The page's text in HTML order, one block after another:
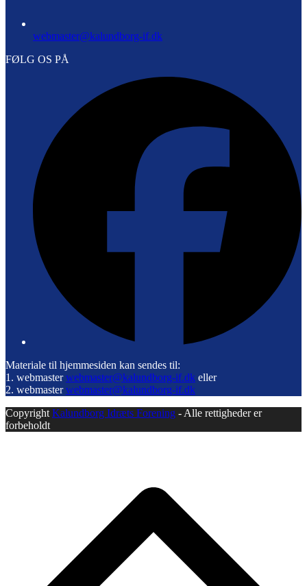
webmaster@kalundborg-if.dk
FØLG OS PÅ
Materiale til hjemmesiden kan sendes til:
1. webmasterwebmaster@kalundborg-if.dk eller
2. webmasterwebmaster@kalundborg-if.dk
Copyright Kalundborg Idræts Forening - Alle rettigheder er
forbeholdt